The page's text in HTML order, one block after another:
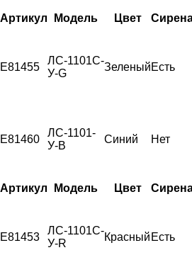
Артикул Модель Цвет
E81455
ЛС-1101С-
У-G
ЗеленыйЕсть
E81460
ЛС-1101-
У-B
Синий Нет
Артикул
Модель Цвет
E81453
ЛС-1101С-
У-R
Красный Есть